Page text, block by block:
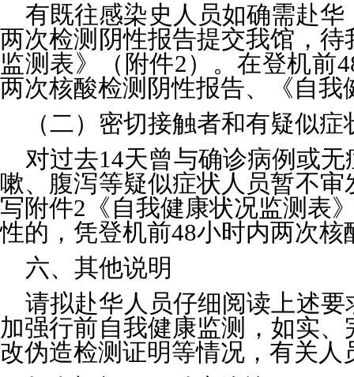
有既往感染史人员如确需赴
两次检测阴性报告提交我馆，
监测表》（附件2）。在登机前
两次核酸检测阴性报告、《自
（二）密切接触者和有疑似症
对过去14天曾与确诊病例或
嗽、腹泻等疑似症状人员暂不
写附件2《自我健康状况监测表
性的，凭登机前48小时内两次
六、其他说明
请拟赴华人员仔细阅读上述
加强行前自我健康监测，如实
改伪造检测证明等情况，有关人